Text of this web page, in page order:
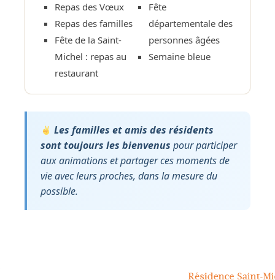
Repas des Vœux
Repas des familles
Fête de la Saint-
Michel : repas au
restaurant
Fête
départementale des
personnes âgées
Semaine bleue
Les familles et amis des résidents
sont toujours les bienvenus pour participer
aux animations et partager ces moments de
vie avec leurs proches, dans la mesure du
possible.